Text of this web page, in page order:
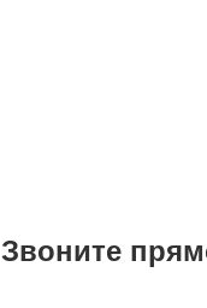
Звоните